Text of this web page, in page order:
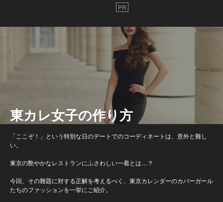
PR
東カレ女子の作り方
「ここぞ！」という特別な日のデートでのコーディネートは、意外と難し
い。
東京の艶やかなレストランにふさわしい一着とは…？
今回、その難題に対する正解を考えるべく、東京カレンダーのカバーガール
たちのファッションを一挙にご紹介。